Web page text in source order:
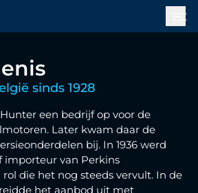
sinds 1928
een bedrijf op voor de
Later kwam daar de
bij. In 1936 werd
importeur van Perkins
die het nog steeds vervult. In de
het aanbod uit met